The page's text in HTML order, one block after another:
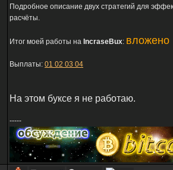
Подробное описание двух стратегий для
расчёты.
Итог моей работы на IncraseBux: вложено
Выплаты: 01 02 03 04
На этом буксе я не работаю.
-----